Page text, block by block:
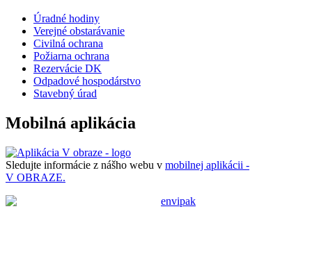
Úradné hodiny
Verejné obstarávanie
Civilná ochrana
Požiarna ochrana
Rezervácie DK
Odpadové hospodárstvo
Stavebný úrad
Mobilná aplikácia
Sledujte informácie z nášho webu v mobilnej aplikácii -
V OBRAZE.